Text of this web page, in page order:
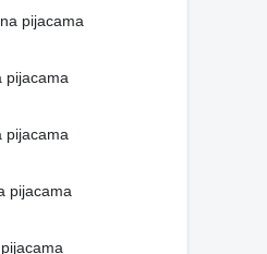
pijacama
pijacama
pijacama
pijacama